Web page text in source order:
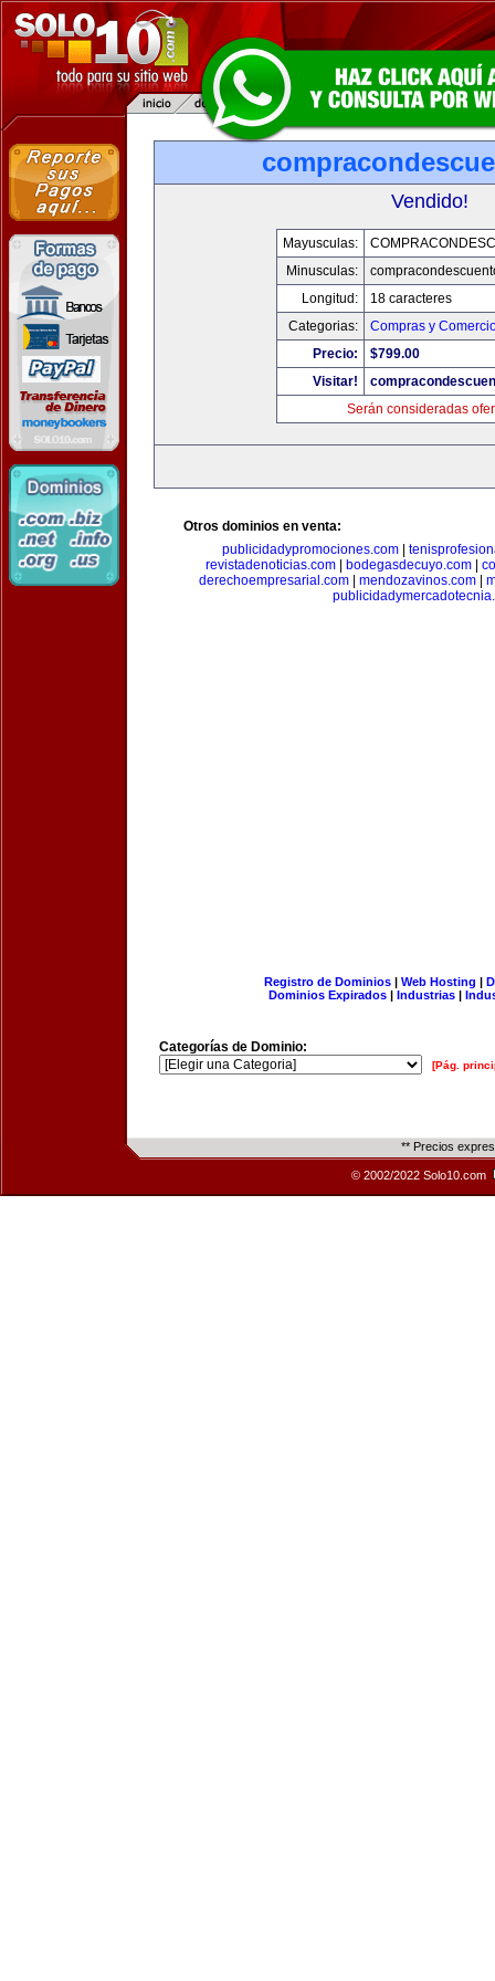
Vendido!
Mayusculas:
Minusculas:
Longitud:
18 caracteres
Categorias:
Compras y
Precio:
$799.00
Visitar!
Serán consideradas
Otros dominios en venta:
publicidadypromociones.com
revistadenoticias.com
bodegasdecuyo.com
derechoempresarial.com
mendozavinos.com
Registro de Dominios| Web Hosting |
Dominios Expirados | Industrias |
Categorías de Dominio:
[Pág.
** Precios
© 2002/2022 Solo10.com